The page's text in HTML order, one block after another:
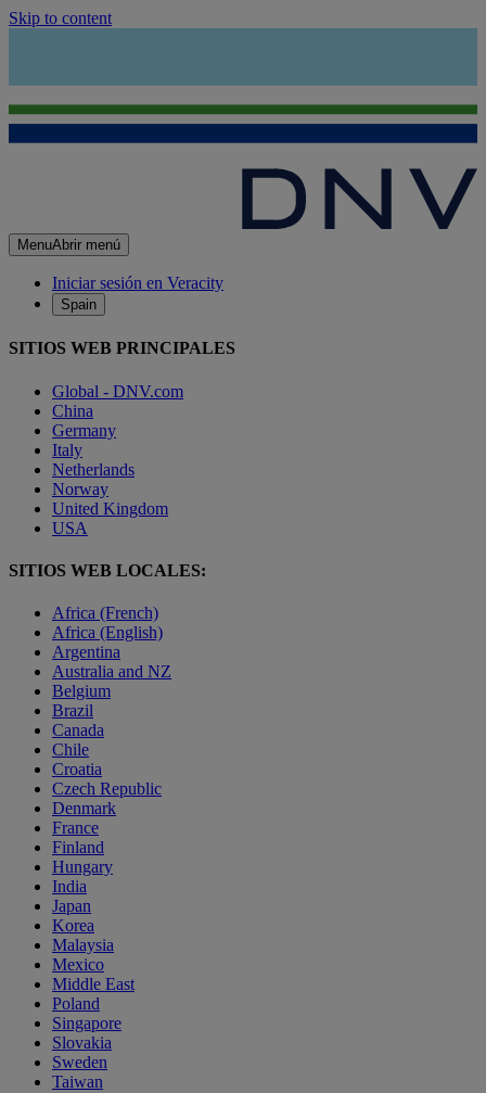
Skip to content
MenuAbrir menú
Iniciar sesión en Veracity
Spain
SITIOS WEB PRINCIPALES
Global - DNV.com
China
Germany
Italy
Netherlands
Norway
United Kingdom
USA
SITIOS WEB LOCALES:
Africa (French)
Africa (English)
Argentina
Australia and NZ
Belgium
Brazil
Canada
Chile
Croatia
Czech Republic
Denmark
France
Finland
Hungary
India
Japan
Korea
Malaysia
Mexico
Middle East
Poland
Singapore
Slovakia
Sweden
Taiwan